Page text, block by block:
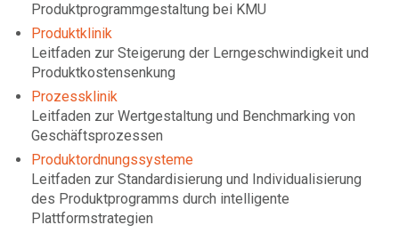
Produktprogrammgestaltung bei KMU
Produktklinik
Leitfaden zur Steigerung der Lerngeschwindigkeit und
Produktkostensenkung
Prozessklinik
Leitfaden zur Wertgestaltung und Benchmarking von
Geschäftsprozessen
Produktordnungssysteme
Leitfaden zur Standardisierung und Individualisierung
des Produktprogramms durch intelligente
Plattformstrategien